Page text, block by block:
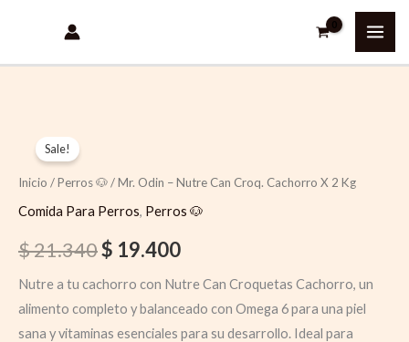
contenido
Sale!
Inicio /Perros 🐶/ Mr. Odin – Nutre Can Croq. Cachorro X 2 Kg
Comida Para Perros, Perros 🐶
$21.340
price
was:
$ 21.340.
$ 19.400
price
is:
$ 19.400.
Nutre a tu cachorro con Nutre Can Croquetas Cachorro, un
alimento completo y balanceado con Omega 6 para una piel
sana y vitaminas esenciales para su desarrollo. Ideal para